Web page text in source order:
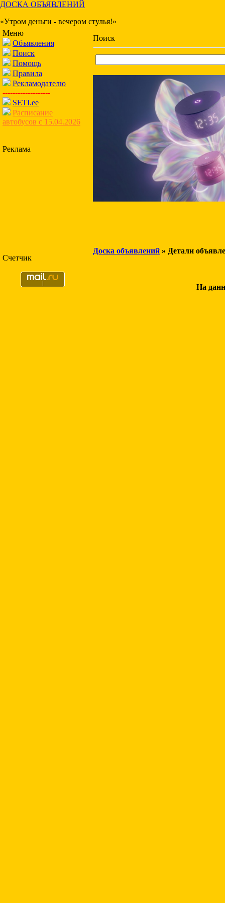
ДОСКА ОБЪЯВЛЕНИЙ
«Утром деньги - вечером стулья!»
Меню
Объявления
Поиск
Помощь
Правила
Рекламодателю
-------------------
SETI.ee
Расписание
автобусов с 15.04.2026
Реклама
Счетчик
Поиск
Доска объявлений » Детали
На